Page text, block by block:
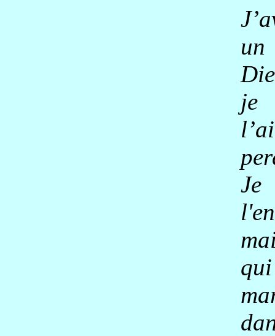
un
je
l’ai
Je
qui